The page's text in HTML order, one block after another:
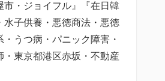
・ジョイフル』『在日韓
水子供養・悪徳商法・悪徳
うつ病・パニック障害・
東京都港区赤坂・不動産